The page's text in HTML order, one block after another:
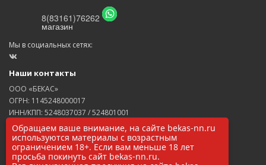
8(83161)76262
магазин
Мы в социальных сетях:
Наши контакты
ООО «БЕКАС»
ОГРН: 1145248000017
ИНН/КПП: 5248037037 / 524801001
8(83161)76262
zakaz@bekas-nn.ru
606524, Нижегородская обл. г. Заволжье ул. Рылеева 4А
Обращаем ваше внимание, на сайте bekas-nn.ru
используются материалы с возрастным
ограничением 18+. Если вам меньше 18 лет
просьба покинуть сайт bekas-nn.ru.